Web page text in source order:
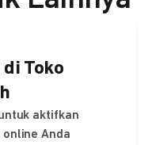
Toko
aktifkan
Anda